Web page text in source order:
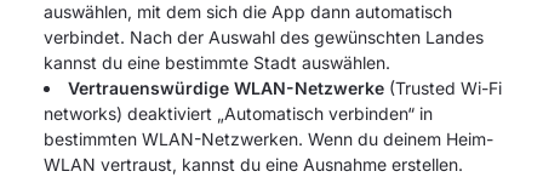
auswählen, mit dem sich die App dann automatisch
verbindet. Nach der Auswahl des gewünschten Landes
kannst du eine bestimmte Stadt auswählen.
Vertrauenswürdige WLAN-Netzwerke (Trusted Wi-Fi
networks) deaktiviert „Automatisch verbinden“ in
bestimmten WLAN-Netzwerken. Wenn du deinem Heim-
WLAN vertraust, kannst du eine Ausnahme erstellen.